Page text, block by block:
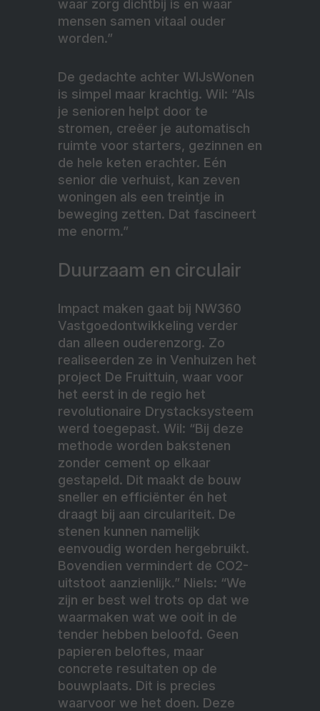
waar zorg dichtbij is en waar
mensen samen vitaal ouder
worden.”
De gedachte achter WIJsWonen
is simpel maar krachtig. Wil: “Als
je senioren helpt door te
stromen, creëer je automatisch
ruimte voor starters, gezinnen en
de hele keten erachter. Eén
senior die verhuist, kan zeven
woningen als een treintje in
beweging zetten. Dat fascineert
me enorm.”
Duurzaam en circulair
Impact maken gaat bij NW360
Vastgoedontwikkeling verder
dan alleen ouderenzorg. Zo
realiseerden ze in Venhuizen het
project De Fruittuin, waar voor
het eerst in de regio het
revolutionaire Drystacksysteem
werd toegepast. Wil: “Bij deze
methode worden bakstenen
zonder cement op elkaar
gestapeld. Dit maakt de bouw
sneller en efficiënter én het
draagt bij aan circulariteit. De
stenen kunnen namelijk
eenvoudig worden hergebruikt.
Bovendien vermindert de CO2-
uitstoot aanzienlijk.” Niels: “We
zijn er best wel trots op dat we
waarmaken wat we ooit in de
tender hebben beloofd. Geen
papieren beloftes, maar
concrete resultaten op de
bouwplaats. Dit is precies
waarvoor we het doen. Deze